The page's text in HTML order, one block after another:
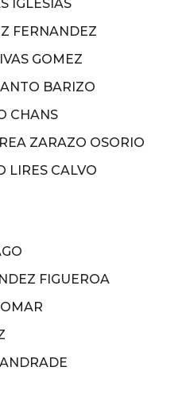
IGLESIAS
FERNANDEZ
GOMEZ
BARIZO
CHANS
ZARAZO OSORIO
LIRES CALVO
FIGUEROA